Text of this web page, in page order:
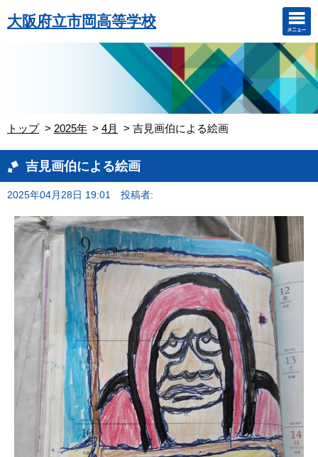
大阪府立市岡高等学校
トップ 2025年 4月 吉見画伯による絵画
吉見画伯による絵画
2025年04月28日 19:01 投稿者: